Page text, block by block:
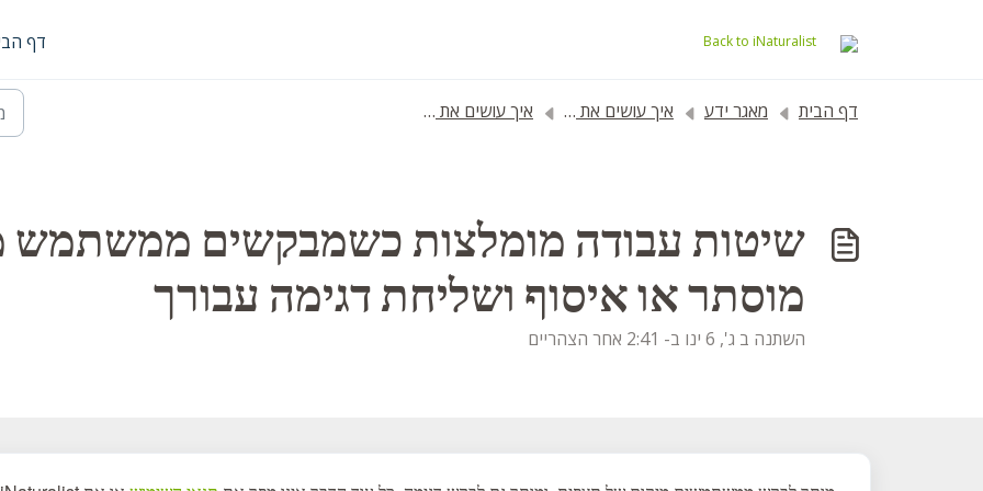
Back to iNaturalist דף
דף הבית מאגר ידע איך עושים את זה? איך עושים את זה?
שיטות עבודה מומלצות כשמבקשים ממשתמש
מוסתר או איסוף ושליחת דגימה עבורך
השתנה ב ג', 6 ינו ב- 2:41 אחר הצהריים